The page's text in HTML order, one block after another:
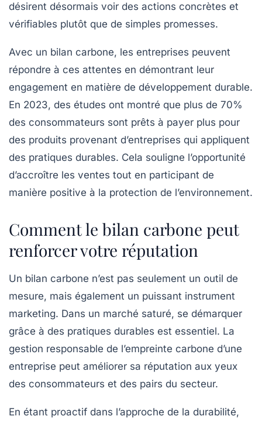
désirent désormais voir des actions concrètes et
vérifiables plutôt que de simples promesses.
Avec un bilan carbone, les entreprises peuvent
répondre à ces attentes en démontrant leur
engagement en matière de développement durable.
En 2023, des études ont montré que plus de 70%
des consommateurs sont prêts à payer plus pour
des produits provenant d’entreprises qui appliquent
des pratiques durables. Cela souligne l’opportunité
d’accroître les ventes tout en participant de
manière positive à la protection de l’environnement.
Comment le bilan carbone peut
renforcer votre réputation
Un bilan carbone n’est pas seulement un outil de
mesure, mais également un puissant instrument
marketing. Dans un marché saturé, se démarquer
grâce à des pratiques durables est essentiel. La
gestion responsable de l’empreinte carbone d’une
entreprise peut améliorer sa réputation aux yeux
des consommateurs et des pairs du secteur.
En étant proactif dans l’approche de la durabilité,